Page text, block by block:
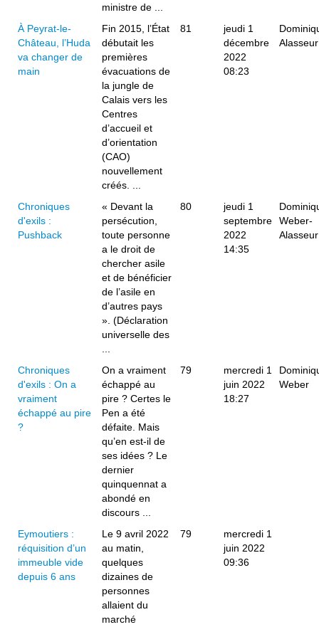
ministre de ...
À Peyrat-le-
Château, l’Huda
va changer de
main
Fin 2015, l’État
débutait les
premières
évacuations de
la jungle de
Calais vers les
Centres
d’accueil et
d’orientation
(CAO)
nouvellement
créés. ...
81
jeudi 1
décembre
2022
08:23
Alasseur
Chroniques
d'exils :
Pushback
« Devant la
persécution,
toute personne
a le droit de
chercher asile
et de bénéficier
de l’asile en
d’autres pays
». (Déclaration
universelle des
80
jeudi 1
septembre
2022
14:35
Weber-
Alasseur
Chroniques
d'exils : On a
vraiment
échappé au pire
?
On a vraiment
échappé au
pire ? Certes le
Pen a été
défaite. Mais
qu’en est-il de
ses idées ? Le
dernier
quinquennat a
abondé en
discours ...
79
mercredi 1
juin 2022
18:27
Weber
Eymoutiers :
réquisition d’un
immeuble vide
depuis 6 ans
Le 9 avril 2022
au matin,
quelques
dizaines de
personnes
allaient du
marché
79
mercredi 1
juin 2022
09:36